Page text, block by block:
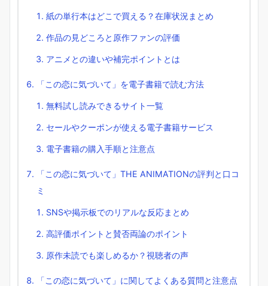
紙の単行本はどこで買える？在庫状況まとめ
作品の見どころと原作ファンの評価
アニメとの違いや補完ポイントとは
「この恋に気づいて」を電子書籍で読む方法
無料試し読みできるサイト一覧
セールやクーポンが使える電子書籍サービス
電子書籍の購入手順と注意点
「この恋に気づいて」THE ANIMATIONの評判と口コ
ミ
SNSや掲示板でのリアルな反応まとめ
高評価ポイントと賛否両論のポイント
原作未読でも楽しめるか？視聴者の声
「この恋に気づいて」に関してよくある質問と注意点